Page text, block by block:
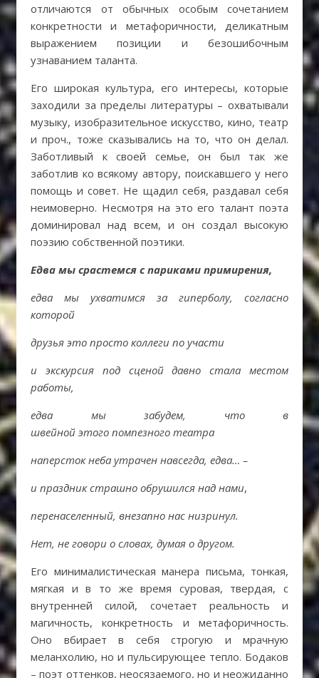
отличаются от обычных особым сочетанием
конкретности и метафоричности, деликатным
выражением позиции и безошибочным
узнаванием таланта.
Его широкая культура, его интересы, которые
заходили за пределы литературы – охватывали
музыку, изобразительное искусство, кино, театр
и проч., тоже сказывались на то, что он делал.
Заботливый к своей семье, он был так же
заботлив ко всякому автору, поискавшего у него
помощь и совет. Не щадил себя, раздавал себя
неимоверно. Несмотря на это его талант поэта
доминировал над всем, и он создал высокую
поэзию собственной поэтики.
Едва мы срастемся с париками примирения,
едва мы ухватимся за гиперболу, согласно
которой
друзья это просто коллеги по участи
и экскурсия под сценой давно стала местом
работы,
едва мы забудем, что в
швейной этого помпезного театра
наперсток неба утрачен навсегда, едва… –
и праздник страшно обрушился над нами,
перенаселенный, внезапно нас низринул.
Нет, не говори о словах, думая о другом.
Его минималистическая манера письма, тонкая,
мягкая и в то же время суровая, твердая, с
внутренней силой, сочетает реальность и
магичность, конкретность и метафоричность.
Оно вбирает в себя строгую и мрачную
меланхолию, но и пульсирующее тепло. Бодаков
– поэт оттенков, неосязаемого, но и неожиданно